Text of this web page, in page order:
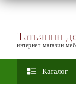
Татьянин
интернет-магазин
Каталог